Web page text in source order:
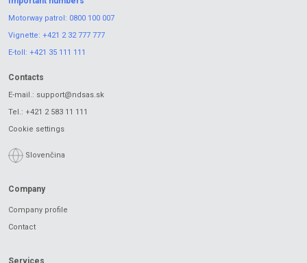
Motorway patrol: 0800 100 007
Vignette: +421 2 32 777 777
E-toll: +421 35 111 111
Contacts
E-mail.: support@ndsas.sk
Tel.: +421 2 583 11 111
Cookie settings
Slovenčina
Company
Company profile
Contact
Services